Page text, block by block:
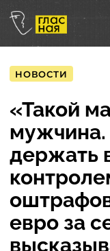
НОВОСТИ
«Такой
держать
евро за